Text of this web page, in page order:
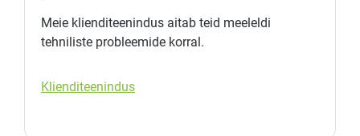
Meie klienditeenindus aitab teid meeleldi
tehniliste probleemide korral.
Klienditeenindus